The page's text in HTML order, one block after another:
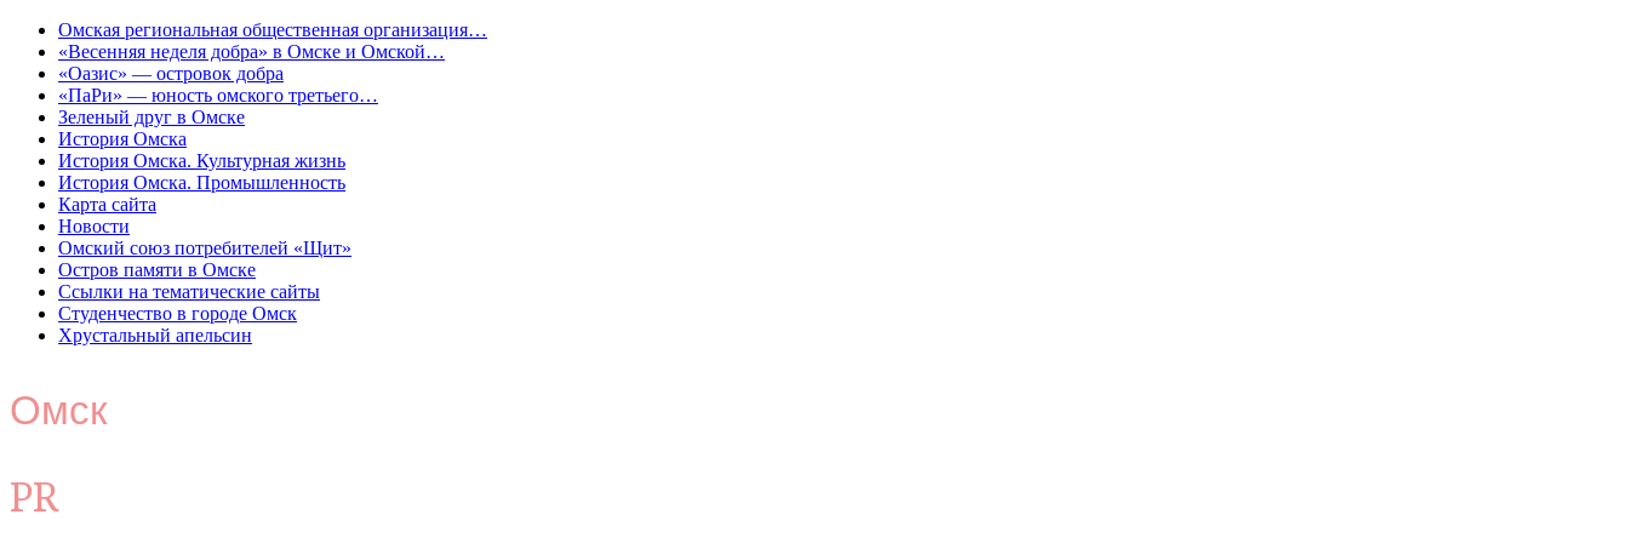
Омская региональная общественная организация…
«Весенняя неделя добра» в Омске и Омской…
«Оазис» — островок добра
«ПаРи» — юность омского третьего…
Зеленый друг в Омске
История Омска
История Омска. Культурная жизнь
История Омска. Промышленность
Карта сайта
Новости
Омский союз потребителей «Щит»
Остров памяти в Омске
Ссылки на тематические сайты
Студенчество в городе Омск
Хрустальный апельсин
Омск
PR